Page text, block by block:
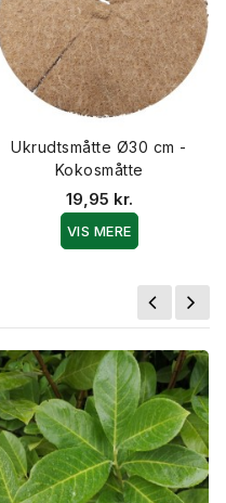
Ukrudtsmåtte Ø30 cm -
Kokosmåtte
19,95 kr.
VIS MERE